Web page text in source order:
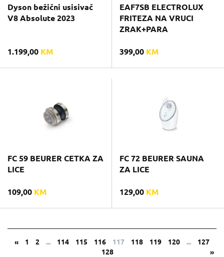
Dyson bežični usisivač
V8 Absolute 2023
1.199,00 KM
EAF7SB ELECTROLUX
FRITEZA NA VRUCI
ZRAK+PARA
399,00 KM
FC 59 BEURER CETKA ZA
LICE
109,00 KM
FC 72 BEURER SAUNA
ZA LICE
129,00 KM
« 1 2 ... 114 115 116 117 118 119 120 ...
127
128
»